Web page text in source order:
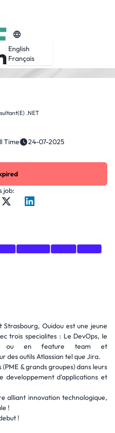
English
Français
.NET
Time 24-07-2025
job:
Ouidou est une jeune
trois specialites : Le DevOps, le
ou en feature team et
des outils Atlassian tel que Jira.
& grands groupes) dans leurs
developpement d'applications et
alliant innovation technologique,
!
!